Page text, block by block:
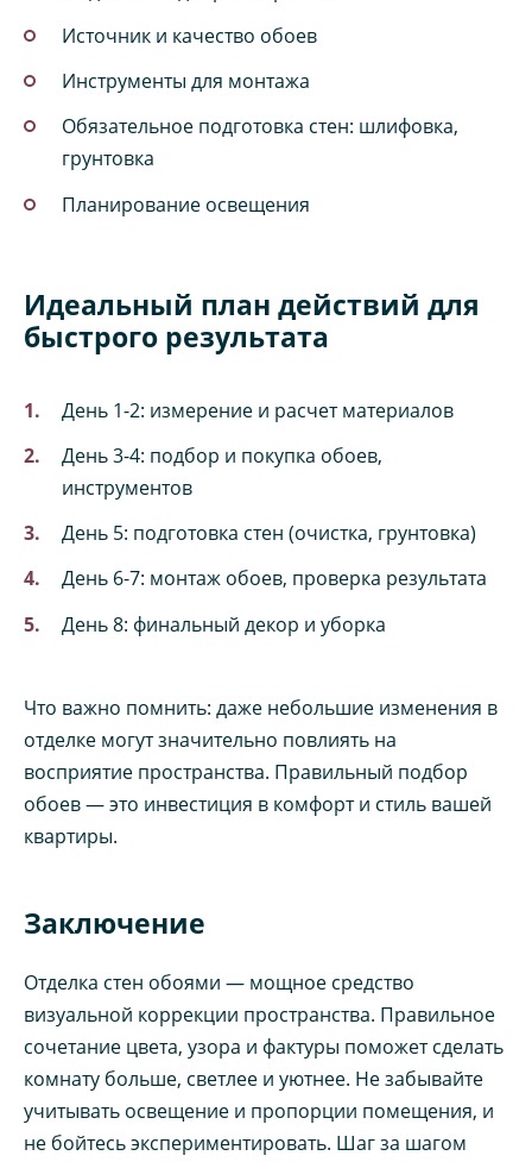
Источник и качество обоев
Инструменты для монтажа
Обязательное подготовка стен: шлифовка,
грунтовка
Планирование освещения
Идеальный план действий для
быстрого результата
День 1-2: измерение и расчет материалов
День 3-4: подбор и покупка обоев,
инструментов
День 5: подготовка стен (очистка, грунтовка)
День 6-7: монтаж обоев, проверка результата
День 8: финальный декор и уборка
Что важно помнить: даже небольшие изменения в
отделке могут значительно повлиять на
восприятие пространства. Правильный подбор
обоев — это инвестиция в комфорт и стиль вашей
квартиры.
Заключение
Отделка стен обоями — мощное средство
визуальной коррекции пространства. Правильное
сочетание цвета, узора и фактуры поможет сделать
комнату больше, светлее и уютнее. Не забывайте
учитывать освещение и пропорции помещения, и
не бойтесь экспериментировать. Шаг за шагом